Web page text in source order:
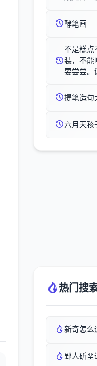
酵笔画
不是糕点
装，不能
要尝尝。
提笔造句
六月天孩
热门搜
新奇怎么
郢人斫垩